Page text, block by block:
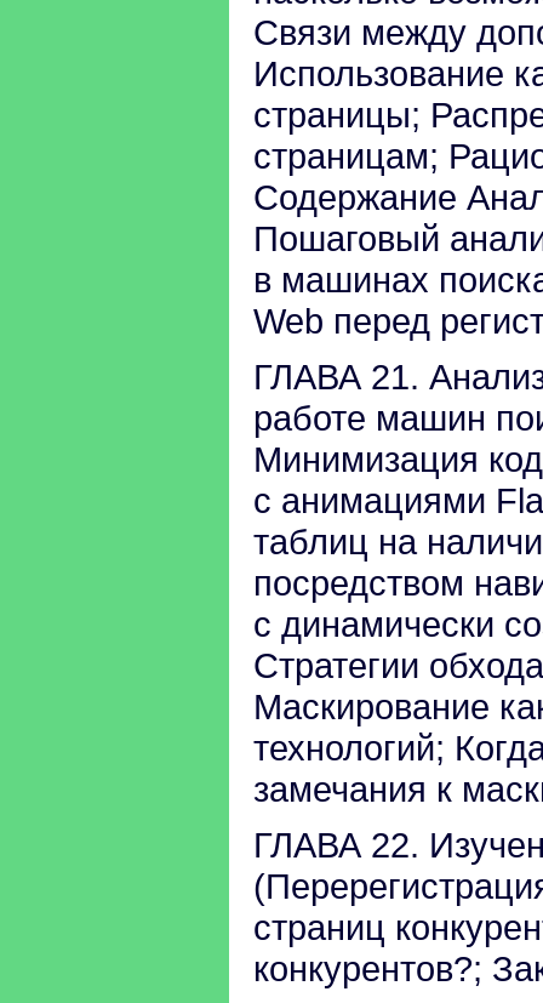
Связи между
Использование
страницы;
страницам;
Содержание
Пошаговый
в машинах
Web перед
ГЛАВА 21.
работе машин
Минимизация
с анимациями
таблиц на
посредством
с динамически
Стратегии
Маскирование
технологий;
замечания к
ГЛАВА 22.
страниц
конкурентов?;